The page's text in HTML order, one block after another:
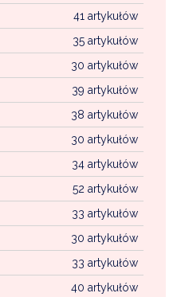
41 artykułów
35 artykułów
30 artykułów
39 artykułów
38 artykułów
30 artykułów
34 artykułów
52 artykułów
33 artykułów
30 artykułów
33 artykułów
40 artykułów